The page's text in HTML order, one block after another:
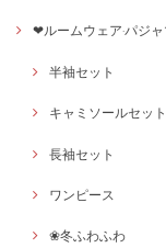
❤ルームウェア·パジャ
半袖セット
キャミソールセット
長袖セット
ワンピース
❀冬ふわふわ